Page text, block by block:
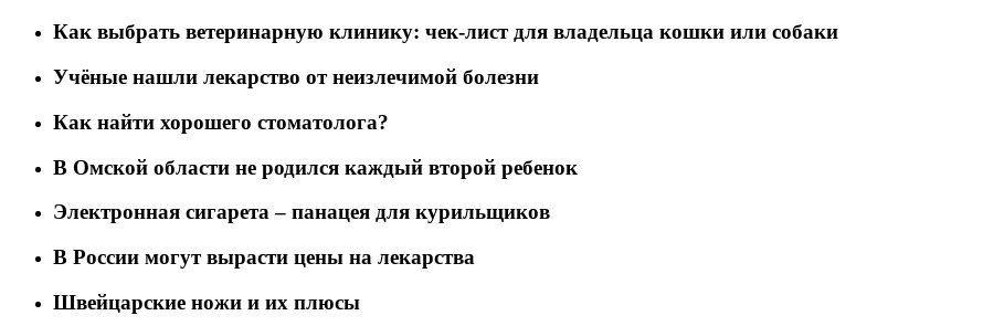
Как выбрать ветеринарную клинику: чек-лист для владельца кошки или собаки
Учёные нашли лекарство от неизлечимой болезни
Как найти хорошего стоматолога?
В Омской области не родился каждый второй ребенок
Электронная сигарета – панацея для курильщиков
В России могут вырасти цены на лекарства
Швейцарские ножи и их плюсы